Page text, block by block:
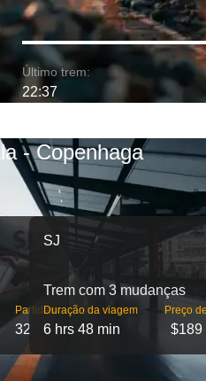
Último trem:
22:37
- Copenhaga
Partidas
32
SJ
Trem com 3 mudanças
Duração da viagem
6 hrs 48 min
Preço
$189